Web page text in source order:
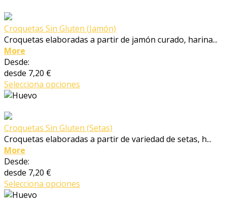
Croquetas Sin Gluten (Jamón)
Croquetas elaboradas a partir de jamón curado, harina...
More
Desde:
desde 7,20 €
Selecciona opciones
Croquetas Sin Gluten (Setas)
Croquetas elaboradas a partir de variedad de setas, h...
More
Desde:
desde 7,20 €
Selecciona opciones